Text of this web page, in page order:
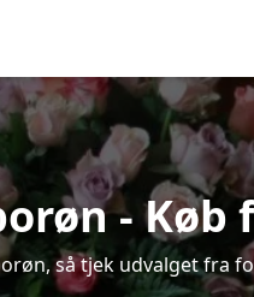
-
så tjek udvalget fra